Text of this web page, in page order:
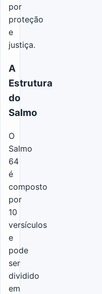
por
proteção
e
justiça.
A
Estrutura
do
Salmo
O
Salmo
64
é
composto
por
10
versículos
e
pode
ser
dividido
em